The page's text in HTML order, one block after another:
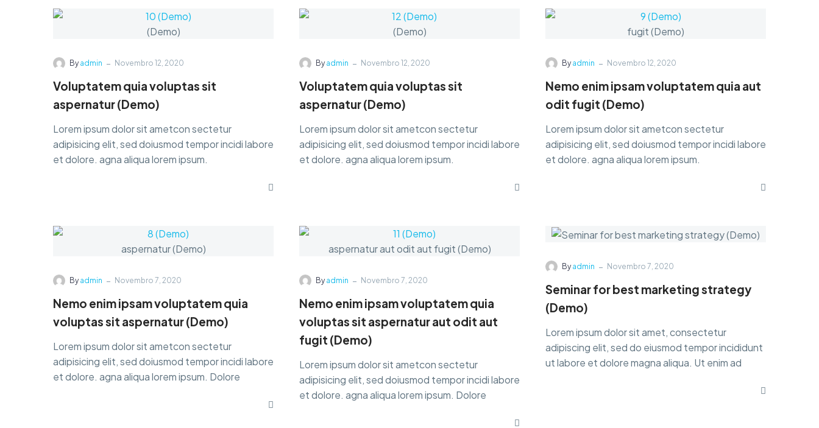
Byadmin - Novembro 12, 2020
Voluptatem quia voluptas sit
aspernatur (Demo)
Lorem ipsum dolor sit ametcon sectetur
adipisicing elit, sed doiusmod tempor incidi labore
et dolore. agna aliqua lorem ipsum.
Byadmin - Novembro 12, 2020
Voluptatem quia voluptas sit
aspernatur (Demo)
Lorem ipsum dolor sit ametcon sectetur
adipisicing elit, sed doiusmod tempor incidi labore
et dolore. agna aliqua lorem ipsum.
Byadmin - Novembro 12, 2020
Nemo enim ipsam voluptatem quia aut
odit fugit (Demo)
Lorem ipsum dolor sit ametcon sectetur
adipisicing elit, sed doiusmod tempor incidi labore
et dolore. agna aliqua lorem ipsum.
Byadmin - Novembro 7, 2020
Nemo enim ipsam voluptatem quia
voluptas sit aspernatur (Demo)
Lorem ipsum dolor sit ametcon sectetur
adipisicing elit, sed doiusmod tempor incidi labore
et dolore. agna aliqua lorem ipsum. Dolore
Byadmin - Novembro 7, 2020
Nemo enim ipsam voluptatem quia
voluptas sit aspernatur aut odit aut
fugit (Demo)
Lorem ipsum dolor sit ametcon sectetur
adipisicing elit, sed doiusmod tempor incidi labore
et dolore. agna aliqua lorem ipsum. Dolore
Byadmin - Novembro 7, 2020
Seminar for best marketing strategy
(Demo)
Lorem ipsum dolor sit amet, consectetur
adipiscing elit, sed do eiusmod tempor incididunt
ut labore et dolore magna aliqua. Ut enim ad